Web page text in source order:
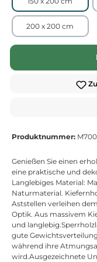
200 x 200 cm
Produktnummer:
Genießen Sie einen
eine praktische und
Langlebiges Material:
Naturmaterial.
Aststellen verleihen
Optik. Aus massivem
und
gute
während ihre
wird.Ausgezeichnete